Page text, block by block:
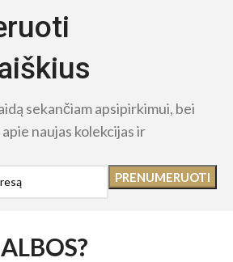
sekančiam apsipirkimui, bei
naujas kolekcijas ir